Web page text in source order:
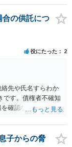
ます。 4. 本件の給
が困難でした。こ
対象となり得るでし
ど、購入時の通常の
約不適合責任の対
べき品質・性能を
合の供託につ
役にたった 2
先や氏名すらわか
です。債権者不確知
確認なさってくだ
子からの脅